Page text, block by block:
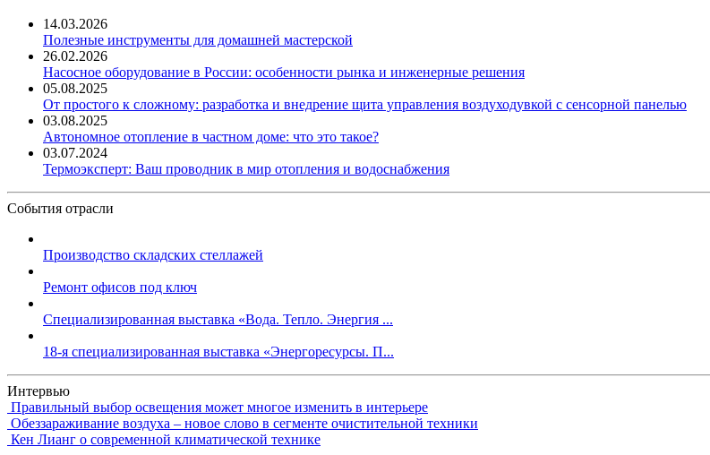
14.03.2026
Полезные инструменты для домашней мастерской
26.02.2026
Насосное оборудование в России: особенности рынка и инженерные решения
05.08.2025
От простого к сложному: разработка и внедрение щита управления воздуходувкой с сенсорной панелью
03.08.2025
Автономное отопление в частном доме: что это такое?
03.07.2024
Термоэксперт: Ваш проводник в мир отопления и водоснабжения
События отрасли
Производство складских стеллажей
Ремонт офисов под ключ
Специализированная выставка «Вода. Тепло. Энергия ...
18-я специализированная выставка «Энергоресурсы. П...
Интервью
Правильный выбор освещения может многое изменить в интерьере
Обеззараживание воздуха – новое слово в сегменте очистительной техники
Кен Лианг о современной климатической технике